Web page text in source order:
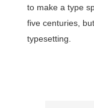
to make a type
five centuries,
typesetting.